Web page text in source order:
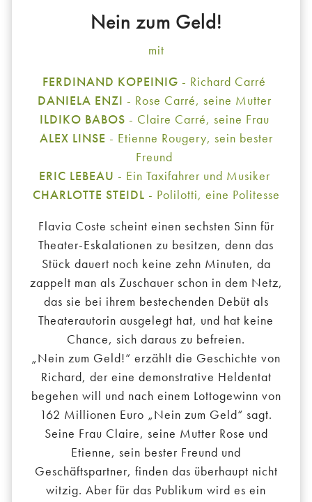
Nein zum Geld!
mit
FERDINAND KOPEINIG - Richard Carré
DANIELA ENZI - Rose Carré, seine Mutter
ILDIKO BABOS - Claire Carré, seine Frau
ALEX LINSE - Etienne Rougery, sein bester
Freund
ERIC LEBEAU - Ein Taxifahrer und Musiker
CHARLOTTE STEIDL - Polilotti, eine Politesse
Flavia Coste scheint einen sechsten Sinn für
Theater-Eskalationen zu besitzen, denn das
Stück dauert noch keine zehn Minuten, da
zappelt man als Zuschauer schon in dem Netz,
das sie bei ihrem bestechenden Debüt als
Theaterautorin ausgelegt hat, und hat keine
Chance, sich daraus zu befreien.
„Nein zum Geld!“ erzählt die Geschichte von
Richard, der eine demonstrative Heldentat
begehen will und nach einem Lottogewinn von
162 Millionen Euro „Nein zum Geld“ sagt.
Seine Frau Claire, seine Mutter Rose und
Etienne, sein bester Freund und
Geschäftspartner, finden das überhaupt nicht
witzig. Aber für das Publikum wird es ein